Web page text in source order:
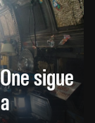
sigue